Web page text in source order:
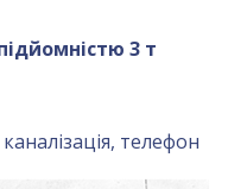
3 т
телефон